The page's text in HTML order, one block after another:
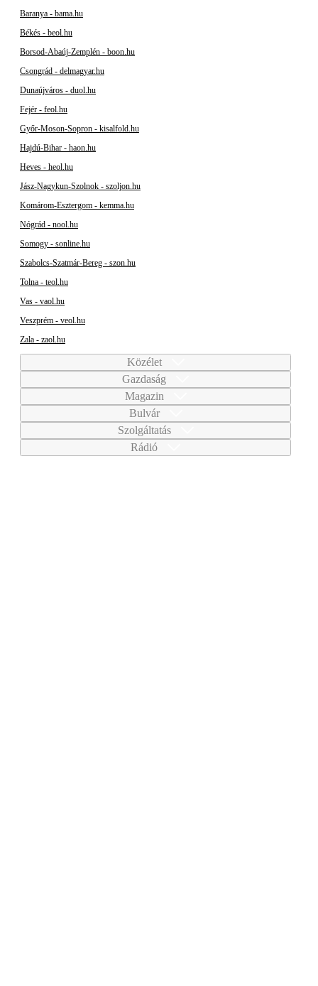
Baranya - bama.hu
Békés - beol.hu
Borsod-Abaúj-Zemplén - boon.hu
Csongrád - delmagyar.hu
Dunaújváros - duol.hu
Fejér - feol.hu
Győr-Moson-Sopron - kisalfold.hu
Hajdú-Bihar - haon.hu
Heves - heol.hu
Jász-Nagykun-Szolnok - szoljon.hu
Komárom-Esztergom - kemma.hu
Nógrád - nool.hu
Somogy - sonline.hu
Szabolcs-Szatmár-Bereg - szon.hu
Tolna - teol.hu
Vas - vaol.hu
Veszprém - veol.hu
Zala - zaol.hu
Közélet
Gazdaság
Magazin
Bulvár
Szolgáltatás
Rádió